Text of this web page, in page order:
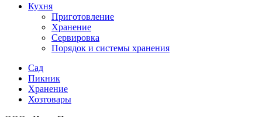
Кухня
Приготовление
Хранение
Сервировка
Порядок и системы хранения
Сад
Пикник
Хранение
Хозтовары